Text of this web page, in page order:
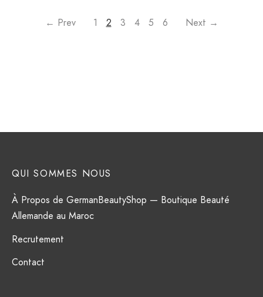
← Prev 1 2 3 4 5 6 Next →
QUI SOMMES NOUS
À Propos de GermanBeautyShop — Boutique Beauté
Allemande au Maroc
Recrutement
Contact